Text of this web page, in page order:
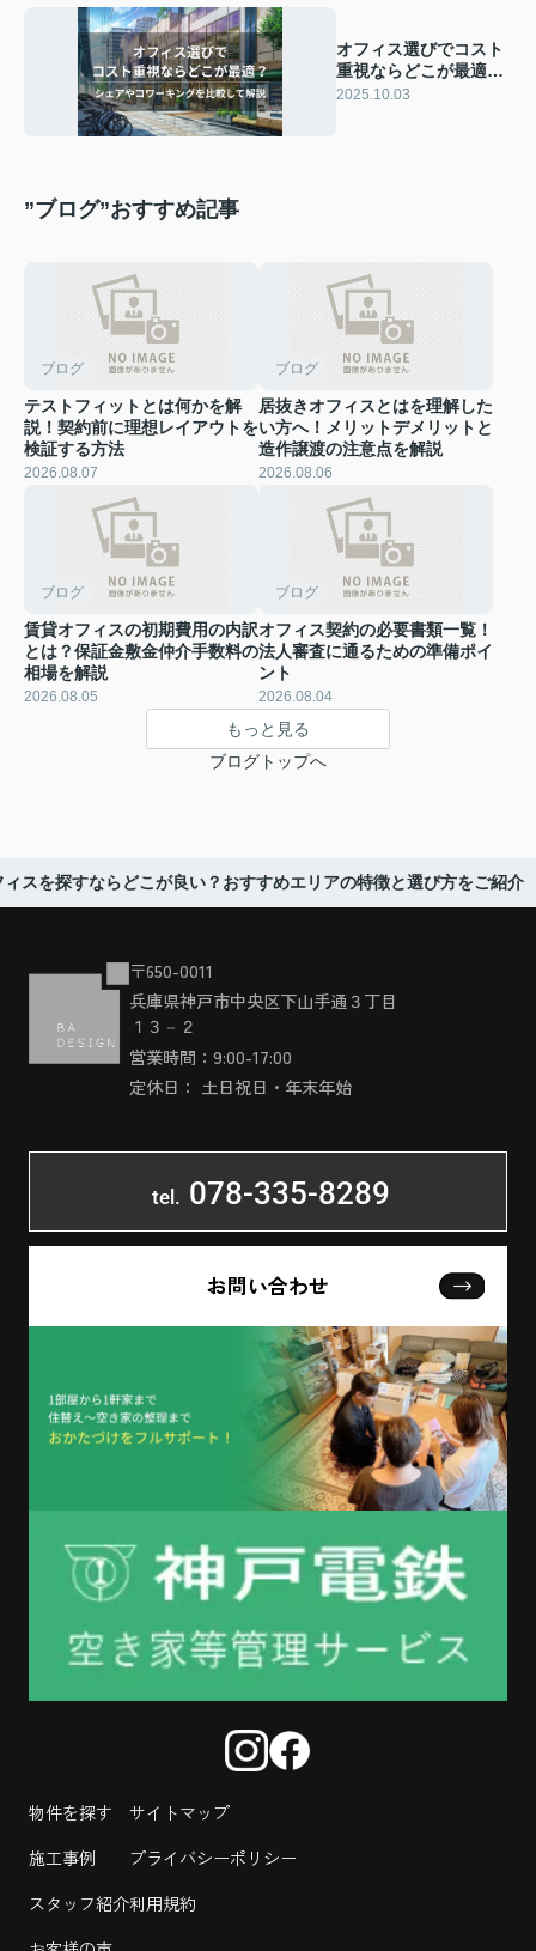
オフィス選びでコスト
重視ならどこが最適？
シェアやコワーキング
2025.10.03
”ブログ”おすすめ記事
ブログ
テストフィットとは何かを解
説！契約前に理想レイアウトを
検証する方法
2026.08.07
ブログ
居抜きオフィスとはを理解した
い方へ！メリットデメリットと
造作譲渡の注意点を解説
2026.08.06
ブログ
賃貸オフィスの初期費用の内訳
とは？保証金敷金仲介手数料の
相場を解説
2026.08.05
ブログ
オフィス契約の必要書類一覧！
法人審査に通るための準備ポイ
ント
2026.08.04
もっと見る
ブログトップへ
スを探すならどこが良い？おすすめエリアの特徴と選び方をご紹介
〒650-0011
兵庫県神戸市中央区下山手通３丁目
１３－２
営業時間：9:00-17:00
定休日： 土日祝日・年末年始
tel. 078-335-8289
お問い合わせ
物件を探す
施工事例
スタッフ紹介
サイトマップ
プライバシーポリシー
利用規約